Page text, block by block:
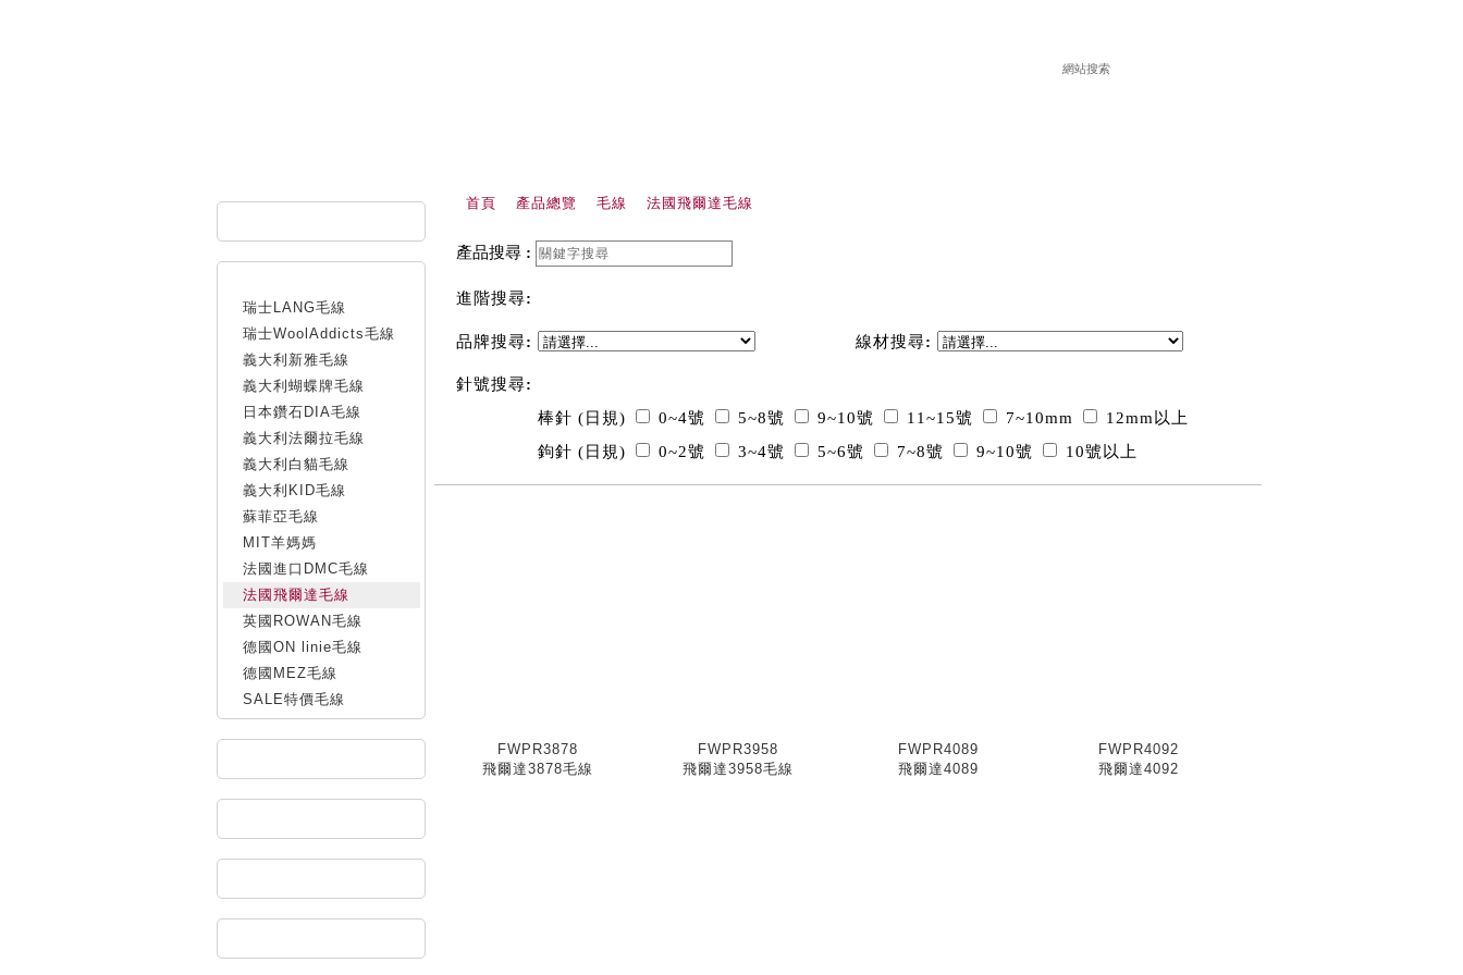
瑞士LANG毛線
瑞士WoolAddicts毛線
義大利新雅毛線
義大利蝴蝶牌毛線
日本鑽石DIA毛線
義大利法爾拉毛線
義大利白貓毛線
義大利KID毛線
蘇菲亞毛線
MIT羊媽媽
法國進口DMC毛線
法國飛爾達毛線
英國ROWAN毛線
德國ON linie毛線
德國MEZ毛線
SALE特價毛線
首頁 產品總覽 毛線 法國飛爾達毛線
產品搜尋 :
進階搜尋:
品牌搜尋: 線材搜尋:
針號搜尋:
棒針 (日規)
0~4號 5~8號 9~10號 11~15號 7~10mm
12mm以上
鉤針 (日規)
0~2號 3~4號 5~6號 7~8號 9~10號 10號以上
FWPR3878
飛爾達3878毛線
FWPR3958
飛爾達3958毛線
FWPR4089
飛爾達4089
FWPR4092
飛爾達4092